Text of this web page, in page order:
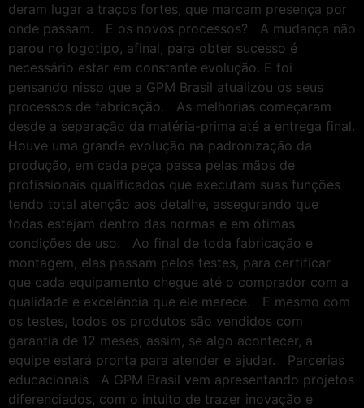
deram lugar a traços fortes, que marcam presença por
onde passam. E os novos processos? A mudança não
parou no logotipo, afinal, para obter sucesso é
necessário estar em constante evolução. E foi
pensando nisso que a GPM Brasil atualizou os seus
processos de fabricação. As melhorias começaram
desde a separação da matéria-prima até a entrega final.
Houve uma grande evolução na padronização da
produção, em cada peça passa pelas mãos de
profissionais qualificados que executam suas funções
tendo total atenção aos detalhe, assegurando que
todas estejam dentro das normas e em ótimas
condições de uso. Ao final de toda fabricação e
montagem, elas passam pelos testes, para certificar
que cada equipamento chegue até o comprador com a
qualidade e excelência que ele merece. E mesmo com
os testes, todos os produtos são vendidos com
garantia de 12 meses, assim, se algo acontecer, a
equipe estará pronta para atender e ajudar. Parcerias
educacionais A GPM Brasil vem apresentando projetos
diferenciados, com o intuito de trazer inovação e